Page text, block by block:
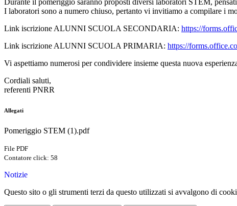
Durante il pomeriggio saranno proposti diversi laboratori STEM,
I laboratori sono a numero chiuso, pertanto vi invitiamo a compilare i
Link iscrizione ALUNNI SCUOLA SECONDARIA: https://
Link iscrizione ALUNNI SCUOLA PRIMARIA: https://
Vi aspettiamo numerosi per condividere insieme questa nuova
Cordiali saluti,
referenti PNRR
Allegati
Pomeriggio STEM (1).pdf
File PDF
Contatore click: 58
Notizie
Questo sito o gli strumenti terzi da questo utilizzati si avvalgono di